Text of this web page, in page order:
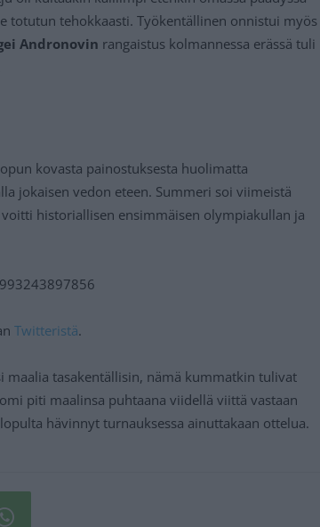
totutun tehokkaasti. Työkentällinen onnistui myös
Andronovin rangaistus kolmannessa erässä tuli
kovasta painostuksesta huolimatta
jokaisen vedon eteen. Summeri soi viimeistä
historiallisen ensimmäisen olympiakullan ja
Twitteristä.
maalia tasakentällisin, nämä kummatkin tulivat
piti maalinsa puhtaana viidellä viittä vastaan
hävinnyt turnauksessa ainuttakaan ottelua.